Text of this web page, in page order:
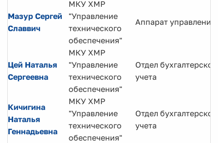
Мазур Сергей
Славвич
МКУ ХМР
"Управление
технического
обеспечения"
Аппарат управления
Цей Наталья
Сергеевна
МКУ ХМР
"Управление
технического
обеспечения"
Отдел
учета
Кичигина
Наталья
Геннадьевна
МКУ ХМР
"Управление
технического
обеспечения"
Отдел
учета